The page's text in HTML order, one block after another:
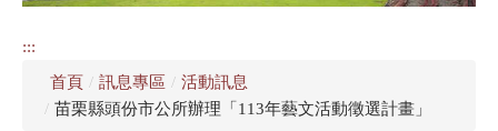
資訊公開專區
:::
首頁 / 訊息專區 / 活動訊息
/ 苗栗縣頭份市公所辦理「113年藝文活動徵選計畫」